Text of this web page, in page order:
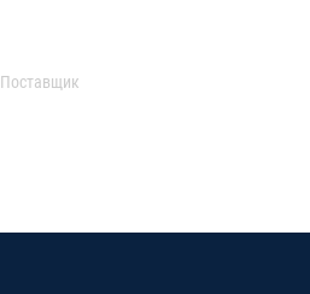
Поставщик